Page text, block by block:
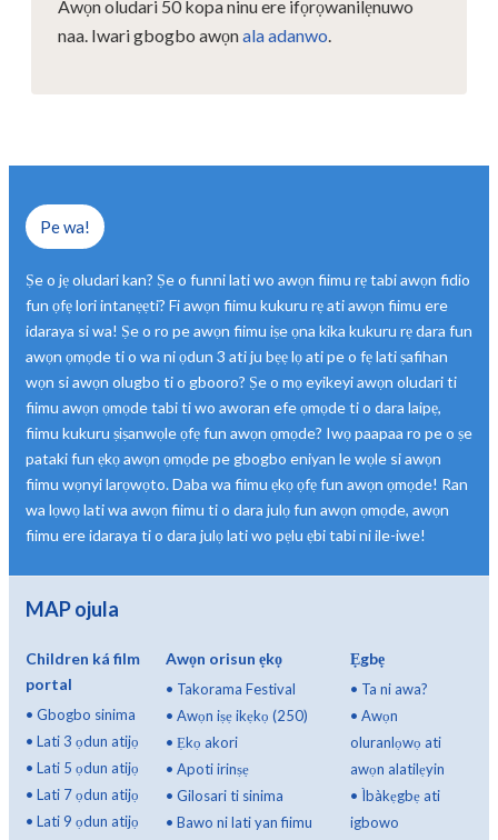
Awọn oludari 50 kopa ninu ere ifọrọwanilẹnuwo
naa. Iwari gbogbo awọnala adanwo
Pe wa!
Ṣe o jẹ oludari kan? Ṣe o funni lati wo awọn fiimu rẹ tabi awọn fidio
fun ọfẹ lori intanẹẹti? Fi awọn fiimu kukuru rẹ ati awọn fiimu ere
idaraya si wa! Ṣe o ro pe awọn fiimu iṣe ọna kika kukuru rẹ dara fun
awọn ọmọde ti o wa ni ọdun 3 ati ju bẹẹ lọ ati pe o fẹ lati ṣafihan
wọn si awọn olugbo ti o gbooro? Ṣe o mọ eyikeyi awọn oludari ti
fiimu awọn ọmọde tabi ti wo aworan efe ọmọde ti o dara laipẹ,
fiimu kukuru ṣiṣanwọle ọfẹ fun awọn ọmọde? Iwọ paapaa ro pe o ṣe
pataki fun ẹkọ awọn ọmọde pe gbogbo eniyan le wọle si awọn
fiimu wọnyi larọwọto. Daba wa fiimu ẹkọ ọfẹ fun awọn ọmọde! Ran
wa lọwọ lati wa awọn fiimu ti o dara julọ fun awọn ọmọde, awọn
fiimu ere idaraya ti o dara julọ lati wo pẹlu ẹbi tabi ni ile-iwe!
MAP ojula
Children ká film
portal
• Gbogbo sinima
• Lati 3 ọdun atijọ
• Lati 5 ọdun atijọ
• Lati 7 ọdun atijọ
• Lati 9 ọdun atijọ
Awọn orisun ẹkọ
• Takorama Festival
• Awọn iṣẹ ikẹkọ (250)
• Ẹkọ akori
• Apoti irinṣẹ
• Gilosari ti sinima
• Bawo ni lati yan fiimu
Ẹgbẹ
• Ta ni awa?
•Awọn
oluranlọwọ ati
awọn alatilẹyin
• Ìbàkẹgbẹ ati
igbowo